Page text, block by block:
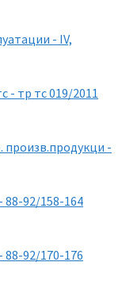
- IV,
- тр тс 019/2011
произв.продукци -
92/158-164
92/170-176